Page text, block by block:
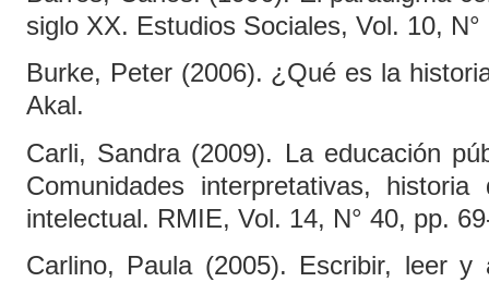
siglo XX. Estudios Sociales, Vol. 10,
Burke, Peter (2006). ¿Qué es la
Akal.
Carli, Sandra (2009). La educación
Comunidades interpretativas,
intelectual. RMIE, Vol. 14, N° 40, pp.
Carlino, Paula (2005). Escribir, leer y